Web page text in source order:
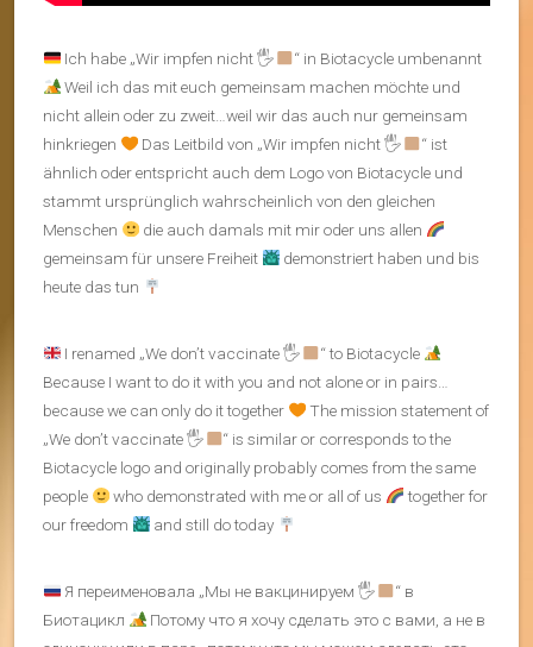
Ich habe „Wir impfen nicht 🖐
“ in Biotacycle umbenannt
Weil ich das mit euch gemeinsam machen möchte und
nicht allein oder zu zweit…weil wir das auch nur gemeinsam
hinkriegen
Das Leitbild von „Wir impfen nicht 🖐
“ ist
ähnlich oder entspricht auch dem Logo von Biotacycle und
stammt ursprünglich wahrscheinlich von den gleichen
Menschen
die auch damals mit mir oder uns allen
gemeinsam für unsere Freiheit
demonstriert haben und bis
heute das tun
I renamed „We don’t vaccinate 🖐
“ to Biotacycle
Because I want to do it with you and not alone or in pairs…
because we can only do it together
The mission statement of
„We don’t vaccinate 🖐
“ is similar or corresponds to the
Biotacycle logo and originally probably comes from the same
people
who demonstrated with me or all of us
together for
our freedom
and still do today
Я переименовала „Мы не вакцинируем 🖐
“ в
Биотацикл
Потому что я хочу сделать это с вами, а не в